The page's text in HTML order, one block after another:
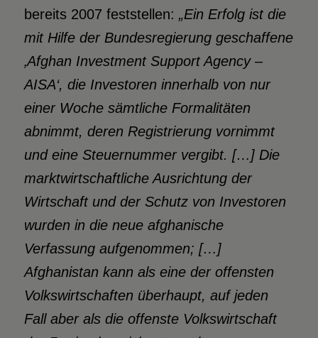
bereits 2007 feststellen: „Ein Erfolg ist die
mit Hilfe der Bundesregierung geschaffene
‚Afghan Investment Support Agency –
AISA‘, die Investoren innerhalb von nur
einer Woche sämtliche Formalitäten
abnimmt, deren Registrierung vornimmt
und eine Steuernummer vergibt. […] Die
marktwirtschaftliche Ausrichtung der
Wirtschaft und der Schutz von Investoren
wurden in die neue afghanische
Verfassung aufgenommen; […]
Afghanistan kann als eine der offensten
Volkswirtschaften überhaupt, auf jeden
Fall aber als die offenste Volkswirtschaft